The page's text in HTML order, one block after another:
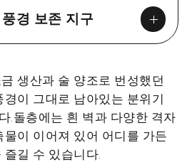
경 보존 지구
생산과 술 양조로 번성했던
경이 그대로 남아있는 분위기
.돌층에는 흰 벽과 다양한 격자
물이 이어져 있어 어디를 가든
길 수 있습니다.